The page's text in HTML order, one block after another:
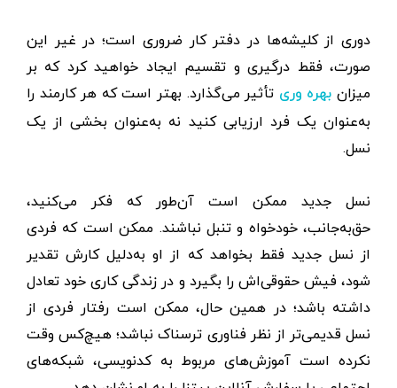
دوری از کلیشه‌ها در دفتر کار ضروری است؛ در غیر این
صورت، فقط درگیری و تقسیم ایجاد خواهید کرد که بر
میزان بهره وری تأثیر می‌گذارد. بهتر است که هر کارمند را
به‌عنوان یک فرد ارزیابی کنید نه به‌عنوان بخشی از یک
نسل.
نسل جدید ممکن است آن‌طور که فکر می‌کنید،
حق‌به‌جانب، خودخواه و تنبل نباشند. ممکن است که فردی
از نسل جدید فقط بخواهد که از او به‌دلیل کارش تقدیر
شود، فیش حقوقی‌اش را بگیرد و در زندگی کاری خود تعادل
داشته باشد؛ در همین حال، ممکن است رفتار فردی از
نسل قدیمی‌تر از نظر فناوری ترسناک نباشد؛ هیچ‌کس وقت
نکرده است آموزش‌های مربوط به کدنویسی، شبکه‌های